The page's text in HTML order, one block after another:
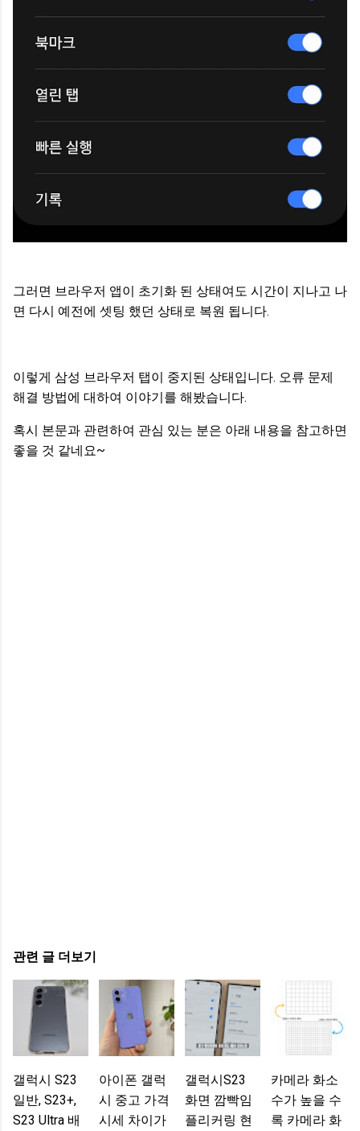
그러면 브라우저 앱이 초기화 된 상태여도 시간이 지나고 나
면 다시 예전에 셋팅 했던 상태로 복원 됩니다.
이렇게 삼성 브라우저 탭이 중지된 상태입니다. 오류 문제
해결 방법에 대하여 이야기를 해봤습니다.
혹시 본문과 관련하여 관심 있는 분은 아래 내용을 참고하면
좋을 것 같네요~
관련 글 더보기
갤럭시 S23
일반, S23+,
S23 Ultra 배
아이폰 갤럭
시 중고 가격
시세 차이가
갤럭시S23
화면 깜빡임
플리커링 현
카메라 화소
수가 높을 수
록 카메라 화